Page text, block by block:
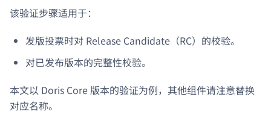
该验证步骤适用于：
发版投票时对 Release Candidate（RC）的校验。
对已发布版本的完整性校验。
本文以 Doris Core 版本的验证为例，其他组件请注意替换
对应名称。